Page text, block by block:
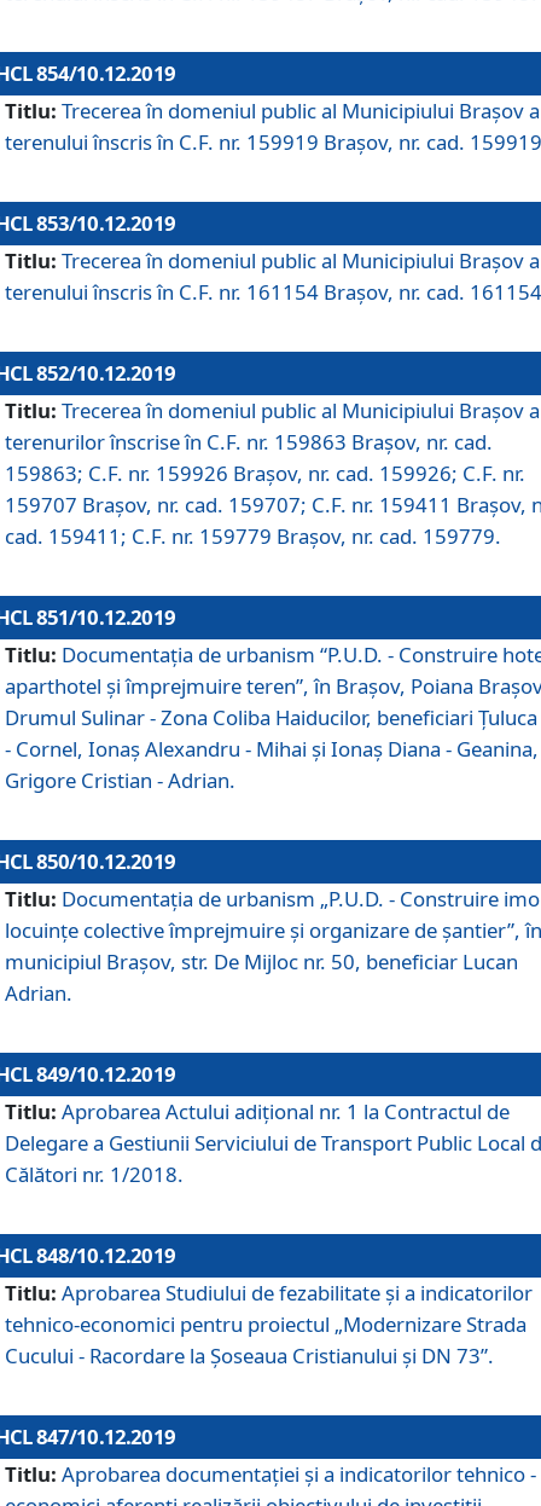
854/10.12.2019
Titlu: Trecerea în domeniul public al Municipiului Braşov a
terenului înscris în C.F. nr. 159919 Brașov, nr. cad.
853/10.12.2019
Titlu: Trecerea în domeniul public al Municipiului Braşov a
terenului înscris în C.F. nr. 161154 Brașov, nr. cad.
852/10.12.2019
Titlu: Trecerea în domeniul public al Municipiului Braşov a
terenurilor înscrise în C.F. nr. 159863 Brașov, nr. cad.
159863; C.F. nr. 159926 Brașov, nr. cad. 159926; C.F. nr.
159707 Brașov, nr. cad. 159707; C.F. nr. 159411 Brașov,
cad. 159411; C.F. nr. 159779 Brașov, nr. cad. 159779.
851/10.12.2019
Titlu: Documentaţia de urbanism “P.U.D. - Construire
aparthotel şi împrejmuire teren”, în Braşov, Poiana
Drumul Sulinar - Zona Coliba Haiducilor, beneficiari
- Cornel, Ionaş Alexandru - Mihai şi Ionaş Diana - Geanina,
Grigore Cristian - Adrian.
850/10.12.2019
Titlu: Documentaţia de urbanism „P.U.D. - Construire
locuințe colective împrejmuire și organizare de șantier”, în
municipiul Braşov, str. De Mijloc nr. 50, beneficiar Lucan
Adrian.
849/10.12.2019
Titlu: Aprobarea Actului adiţional nr. 1 la Contractul de
Delegare a Gestiunii Serviciului de Transport Public Local
Călători nr. 1/2018.
848/10.12.2019
Titlu: Aprobarea Studiului de fezabilitate şi a indicatorilor
tehnico-economici pentru proiectul „Modernizare Strada
Cucului - Racordare la Șoseaua Cristianului și DN 73”.
847/10.12.2019
Titlu: Aprobarea documentației și a indicatorilor tehnico -